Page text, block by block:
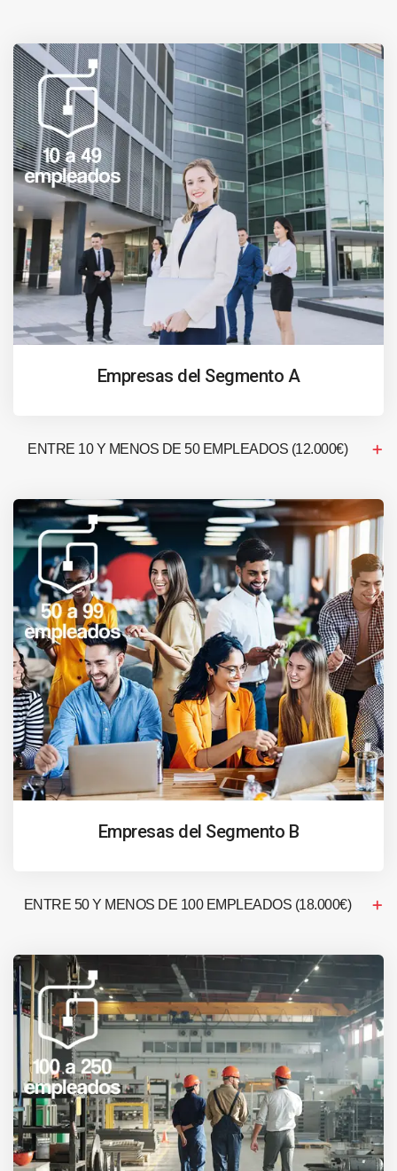
Empresas del Segmento A
ENTRE 10 Y MENOS DE 50 EMPLEADOS (12.000€)
Empresas del Segmento B
ENTRE 50 Y MENOS DE 100 EMPLEADOS (18.000€)